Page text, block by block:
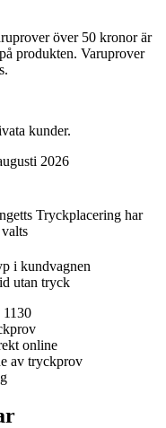
över 50 kronor är
produkten. Varuprover
kunder.
2026
Tryckplacering har
i kundvagnen
utan tryck
1130
online
av tryckprov